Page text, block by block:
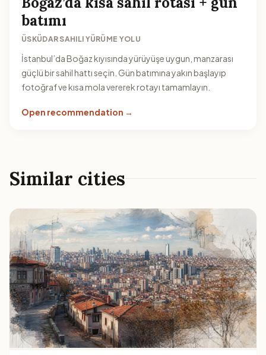
batımı
ÜSKÜDAR SAHILI YÜRÜME YOLU
İstanbul’da Boğaz kıyısında yürüyüşe uygun, manzarası
güçlü bir sahil hattı seçin. Gün batımına yakın başlayıp
fotoğraf ve kısa mola vererek rotayı tamamlayın.
Open recommendation →
Similar cities